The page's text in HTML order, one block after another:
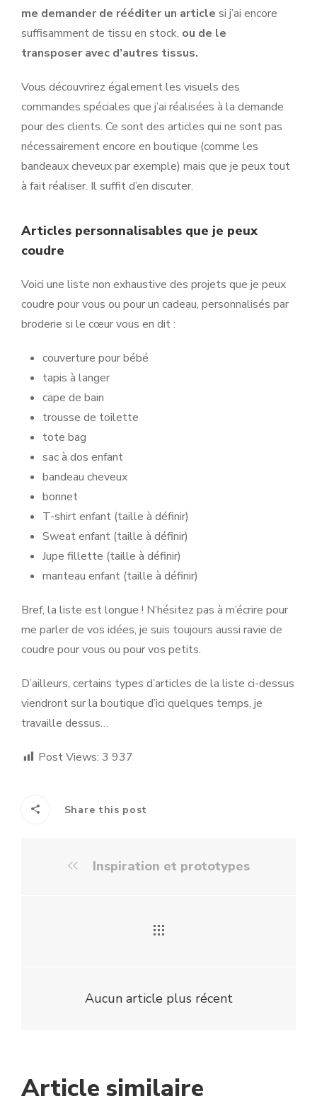
me demander de rééditer un article si j’ai encore
suffisamment de tissu en stock, ou de le
transposer avec d’autres tissus.
Vous découvrirez également les visuels des
commandes spéciales que j’ai réalisées à la demande
pour des clients. Ce sont des articles qui ne sont pas
nécessairement encore en boutique (comme les
bandeaux cheveux par exemple) mais que je peux tout
à fait réaliser. Il suffit d’en discuter.
Articles personnalisables que je peux
coudre
Voici une liste non exhaustive des projets que je peux
coudre pour vous ou pour un cadeau, personnalisés par
broderie si le cœur vous en dit :
couverture pour bébé
tapis à langer
cape de bain
trousse de toilette
tote bag
sac à dos enfant
bandeau cheveux
bonnet
T-shirt enfant (taille à définir)
Sweat enfant (taille à définir)
Jupe fillette (taille à définir)
manteau enfant (taille à définir)
Bref, la liste est longue ! N’hésitez pas à m’écrire pour
me parler de vos idées, je suis toujours aussi ravie de
coudre pour vous ou pour vos petits.
D’ailleurs, certains types d’articles de la liste ci-dessus
viendront sur la boutique d’ici quelques temps, je
travaille dessus…
Post Views: 3 937
Share this post
Inspiration et prototypes
Aucun article plus récent
Article similaire